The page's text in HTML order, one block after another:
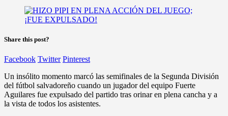
Share this post?
Facebook Twitter Pinterest
Un insólito momento marcó las semifinales de la Segunda División
del fútbol salvadoreño cuando un jugador del equipo Fuerte
Aguilares fue expulsado del partido tras orinar en plena cancha y a
la vista de todos los asistentes.